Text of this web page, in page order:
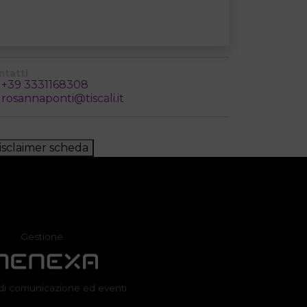
+39 3331168308
rosannaponti@tiscali.it
scheda
Gestione
comunicazione ed eventi